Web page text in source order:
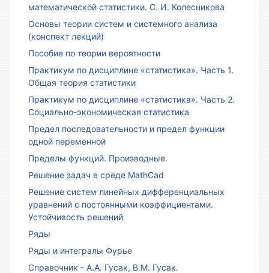
математической статистики. С. И. Колесникова
Основы теории систем и системного анализа
(конспект лекций)
Пособие по теории вероятности
Практикум по дисциплине «статистика». Часть 1.
Общая теория статистики
Практикум по дисциплине «статистика». Часть 2.
Социально-экономическая статистика
Предел последовательности и предел функции
одной переменной
Пределы функций. Производные.
Решение задач в среде MathCad
Решение систем линейных дифференциальных
уравнений с постоянными коэффициентами.
Устойчивость решений
Ряды
Ряды и интегралы Фурье
Справочник - А.А. Гусак, В.М. Гусак.